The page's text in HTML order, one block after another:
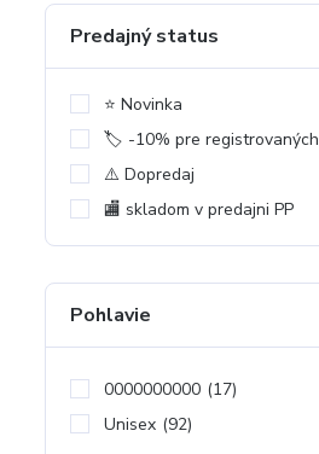
Predajný status
⭐️ Novinka
🏷️ -10% pre registrovaných
⚠️ Dopredaj
🏬 skladom v predajni PP
Pohlavie
0000000000 (17)
Unisex (92)